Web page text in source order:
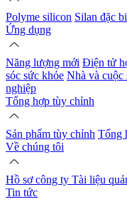
Polyme silicon Silan đặc
Ứng dụng
Năng lượng mới Điện tử
sóc sức khỏe Nhà và cuộc
nghiệp
Tổng hợp tùy chỉnh
Sản phẩm tùy chỉnh Tổng
Về chúng tôi
Hồ sơ công ty Tài liệu
Tin tức